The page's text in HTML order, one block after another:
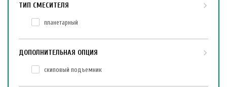
ТИП СМЕСИТЕЛЯ
планетарный
ДОПОЛНИТЕЛЬНАЯ ОПЦИЯ
скиповый подъемник